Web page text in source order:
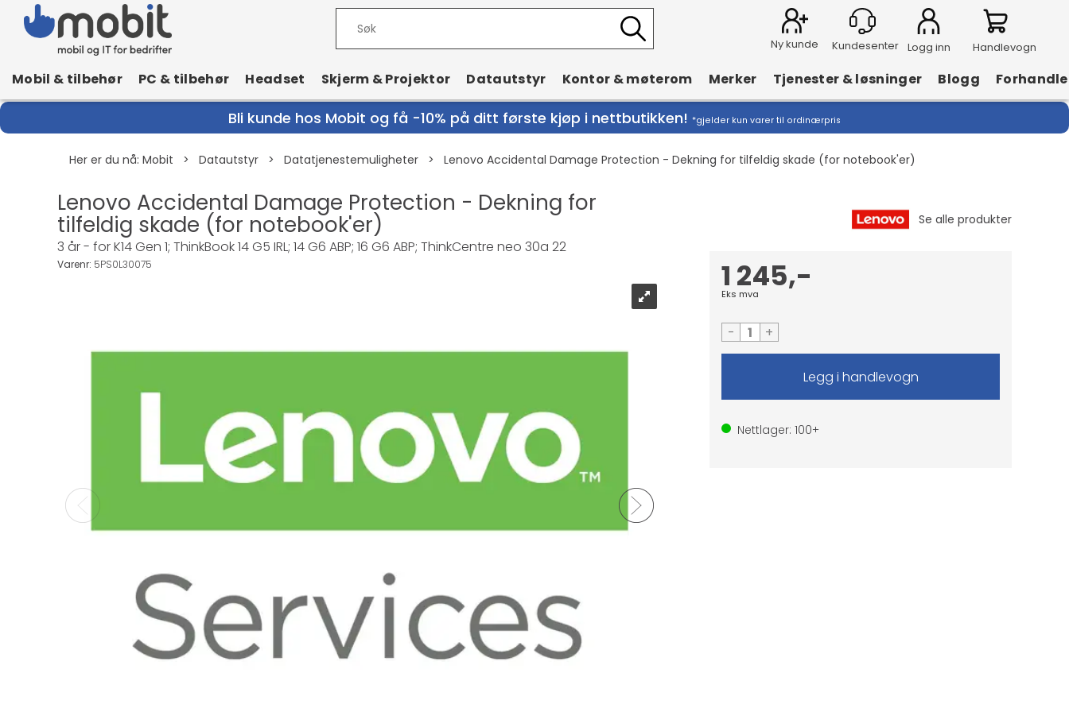
Ny kunde Logg inn Handlevogn
Mobil & tilbehør PC & tilbehør Headset Skjerm & Projektor Datautstyr Kontor & møterom Merker Tjenester & løsninger Blogg
Bli kunde hos Mobit og få -10% på ditt første kjøp i nettbutikken! *gjelder kun varer til ordinærpris
Her er du nå: Mobit > Datautstyr > Datatjenestemuligheter > Lenovo Accidental Damage Protection - Dekning for tilfeldig skade (for notebook'er)
Lenovo Accidental Damage Protection - Dekning for
tilfeldig skade (for notebook'er)
3 år - for K14 Gen 1; ThinkBook 14 G5 IRL; 14 G6 ABP; 16 G6 ABP; ThinkCentre neo 30a 22
Varenr: 5PS0L30075 1 245,-
Eks mva
- +
Nettlager: 100+